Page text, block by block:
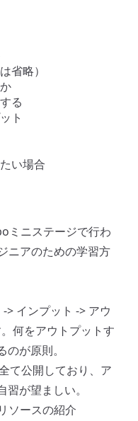
省略）
る
ト
い場合
ミニステージで行わ
ニアのための学習方
> インプット -> アウ
何をアウトプットす
が原則。
て公開しており、ア
が望ましい。
ソースの紹介